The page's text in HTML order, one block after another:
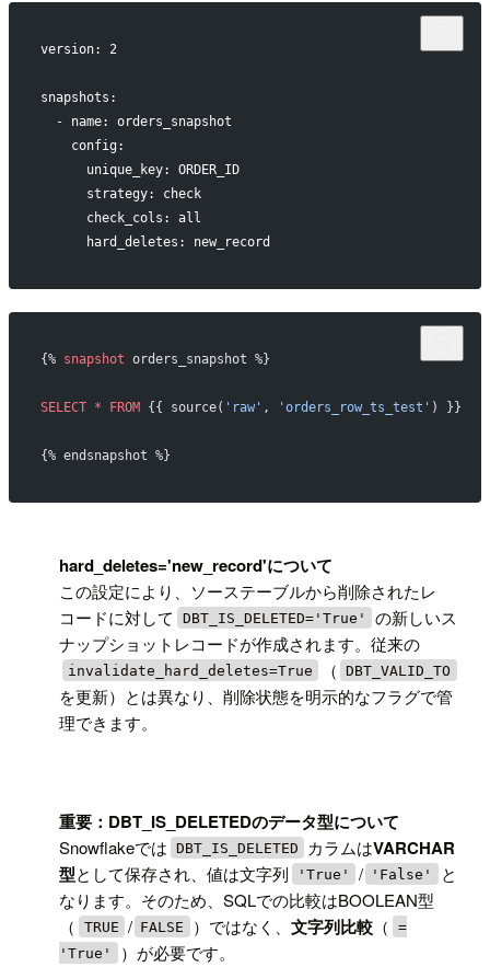
version: 2
snapshots:
  - name: orders_snapshot
    config:
      unique_key: ORDER_ID
      strategy: check
      check_cols: all
      hard_deletes: new_record
{% snapshot orders_snapshot %}
SELECT * FROM {{ source( 'raw' , 'orders_row_ts_test' ) }}
{% endsnapshot %}
hard_deletes='new_record'について
この設定により、ソーステーブルから削除されたレ
コードに対して
DBT_IS_DELETED='True'
の新しいス
ナップショットレコードが作成されます。従来の
invalidate_hard_deletes=True （ DBT_VALID_TO
を更新）とは異なり、削除状態を明示的なフラグで管
理できます。
重要：DBT_IS_DELETEDのデータ型について
Snowflakeでは DBT_IS_DELETED カラムはVARCHAR
型として保存され、値は文字列 'True' / 'False'
と
なります。そのため、SQLでの比較はBOOLEAN型
（
TRUE / FALSE ）ではなく、文字列比較 （
=
'True'
）が必要です。